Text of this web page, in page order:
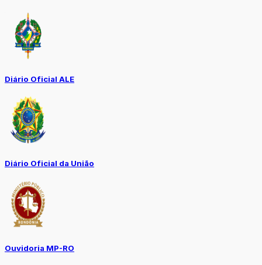
Diário Oficial ALE
Diário Oficial da União
Ouvidoria MP-RO